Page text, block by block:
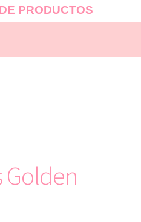
PRODUCTOS
Golden